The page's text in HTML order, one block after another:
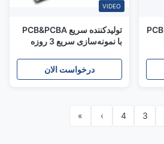
مونتاژ PCB یک مرحله ای PCB
VIDEO
تولیدکننده سریع PCB&PCBA
با نمونه‌سازی سریع 3 روزه
پزشکی
درخواست الان
3
4
›
»